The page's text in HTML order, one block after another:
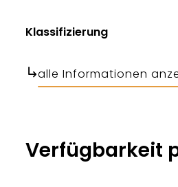
Klassifizierung
alle Informationen
Verfügbarkeit